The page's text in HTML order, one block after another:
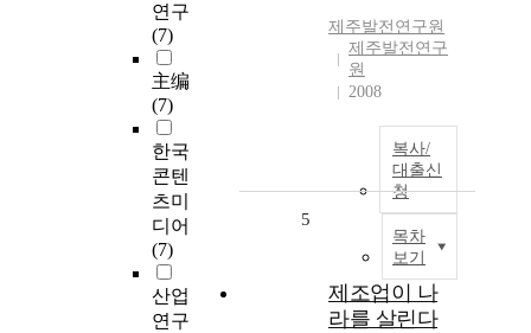
연구
(7)
主编
(7)
한국
콘텐
츠미
디어
(7)
산업
연구
제주발전연구원
제주발전연구
원
2008
복사/
대출신
청
목차
보기
5
제조업이 나
라를 살린다